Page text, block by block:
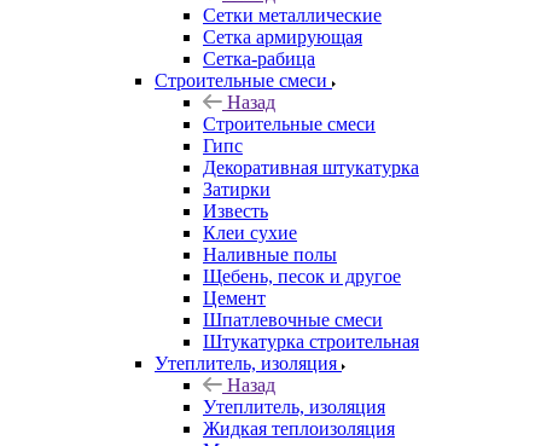
Сетки металлические
Сетка армирующая
Сетка-рабица
Строительные смеси
Назад
Строительные смеси
Гипс
Декоративная штукатурка
Затирки
Известь
Клеи сухие
Наливные полы
Щебень, песок и другое
Цемент
Шпатлевочные смеси
Штукатурка строительная
Утеплитель, изоляция
Назад
Утеплитель, изоляция
Жидкая теплоизоляция